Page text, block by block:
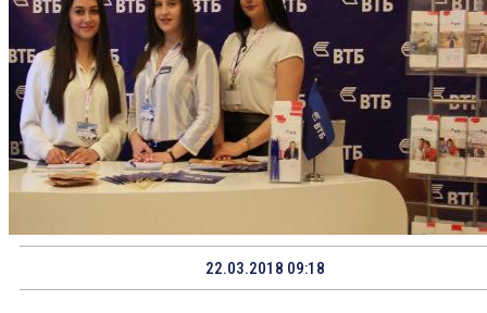
22.03.2018 09:18